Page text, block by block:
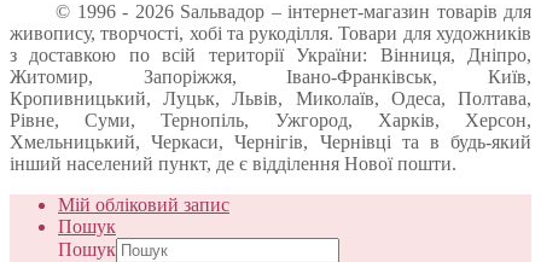
© 1996 - 2026 Sальвадор – інтернет-магазин товарів для
живопису, творчості, хобі та рукоділля. Товари для художників
з доставкою по всій території України: Вінниця, Дніпро,
Житомир, Запоріжжя, Івано-Франківськ, Київ,
Кропивницький, Луцьк, Львів, Миколаїв, Одеса, Полтава,
Рівне, Суми, Тернопіль, Ужгород, Харків, Херсон,
Хмельницький, Черкаси, Чернігів, Чернівці та в будь-який
інший населений пункт, де є відділення Нової пошти.
Мій обліковий запис
Пошук
Пошук